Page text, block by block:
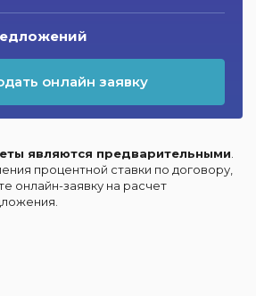
онлайн заявку
являются предварительными
процентной ставки по договору,
онлайн-заявку на расчет